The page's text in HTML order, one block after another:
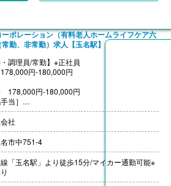
ポレーション（有料老人ホームライフケア六
勤、非常勤）求人【玉名駅】
・調理員/常勤】※正社員
178,000円-180,000円
178,000円-180,000円
当］
出席手当 1,000円/回
2回（30,000円-150,000円）※前年度実績
】あり（上限6,500円/月）
り（1月あたり3.00%）※前年度実績
あり※勤続3年以上
調理員/非常勤】
円-1,050円
社
市中751-4
「玉名駅」より徒歩15分/マイカー通勤可能※